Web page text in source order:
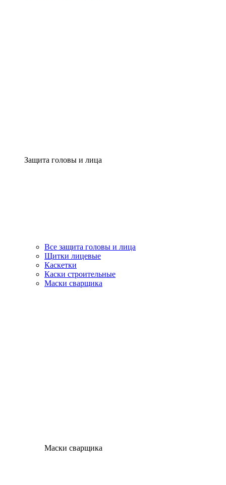
Защита головы и лица
Все защита головы и лица
Щитки лицевые
Каскетки
Каски строительные
Маски сварщика
Маски сварщика